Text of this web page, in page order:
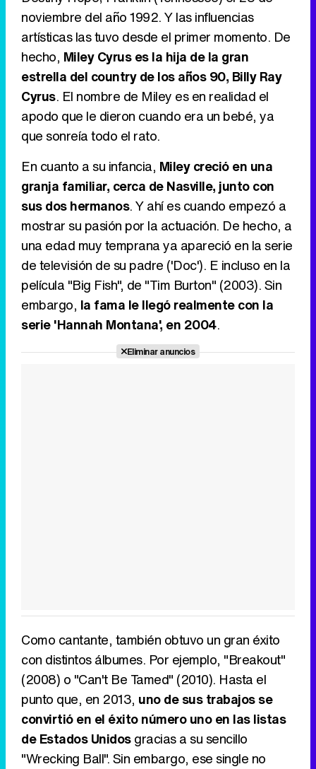
Tráiler de la tercera temporada de 'The Walking Dead: Dead City' de AMC+
Canción ganadora de Eurovisión 2026: DARA con "Bangaranga" por Bulgaria
noviembre del año 1992. Y las influencias
artísticas las tuvo desde el primer momento. De
hecho, Miley Cyrus es la hija de la gran
estrella del country de los años 90, Billy Ray
Cyrus. El nombre de Miley es en realidad el
apodo que le dieron cuando era un bebé, ya
que sonreía todo el rato.
En cuanto a su infancia, Miley creció en una
granja familiar, cerca de Nasville, junto con
sus dos hermanos. Y ahí es cuando empezó a
mostrar su pasión por la actuación. De hecho, a
una edad muy temprana ya apareció en la serie
de televisión de su padre ('Doc'). E incluso en la
película "Big Fish", de "Tim Burton" (2003). Sin
embargo, la fama le llegó realmente con la
serie 'Hannah Montana', en 2004.
Eliminar anuncios
Como cantante, también obtuvo un gran éxito
con distintos álbumes. Por ejemplo, "Breakout"
(2008) o "Can't Be Tamed" (2010). Hasta el
punto que, en 2013, uno de sus trabajos se
convirtió en el éxito número uno en las listas
de Estados Unidosgracias a su sencillo
"Wrecking Ball". Sin embargo, ese single no